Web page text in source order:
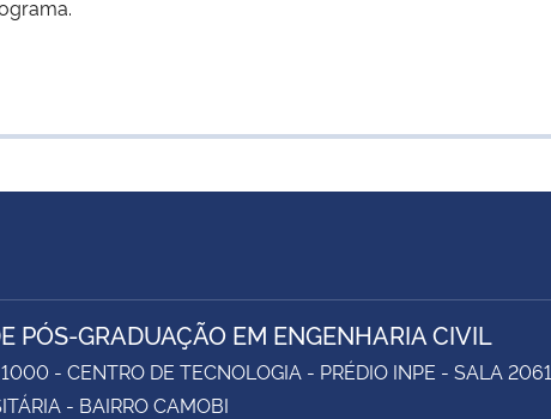
PÓS-GRADUAÇÃO EM ENGENHARIA CIVIL
- CENTRO DE TECNOLOGIA - PRÉDIO INPE - SALA 2061
- BAIRRO CAMOBI